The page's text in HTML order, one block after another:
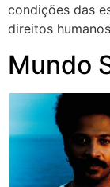
condições das
direitos
Mundo